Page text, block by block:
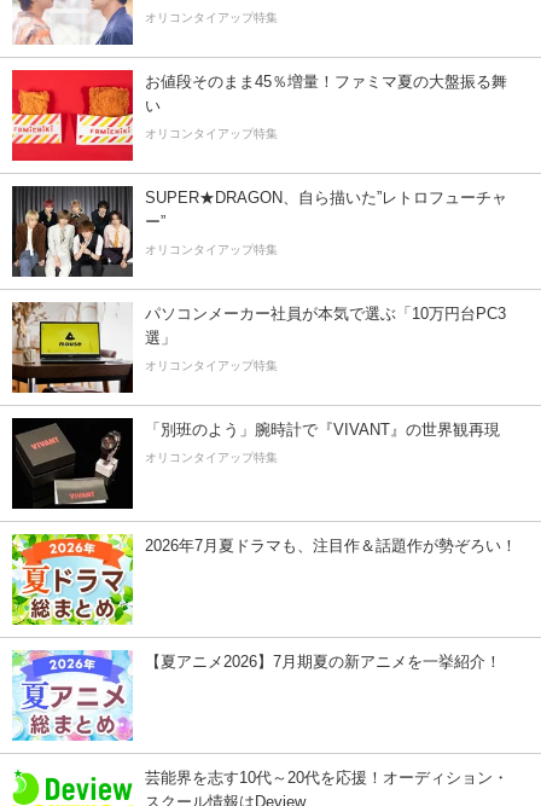
オリコンタイアップ特集
お値段そのまま45％増量！ファミマ夏の大盤振る舞
い
オリコンタイアップ特集
SUPER★DRAGON、自ら描いた”レトロフューチャ
ー”
オリコンタイアップ特集
パソコンメーカー社員が本気で選ぶ「10万円台PC3
選」
オリコンタイアップ特集
「別班のよう」腕時計で『VIVANT』の世界観再現
オリコンタイアップ特集
2026年7月夏ドラマも、注目作＆話題作が勢ぞろい！
【夏アニメ2026】7月期夏の新アニメを一挙紹介！
芸能界を志す10代～20代を応援！オーディション・
スクール情報はDeview